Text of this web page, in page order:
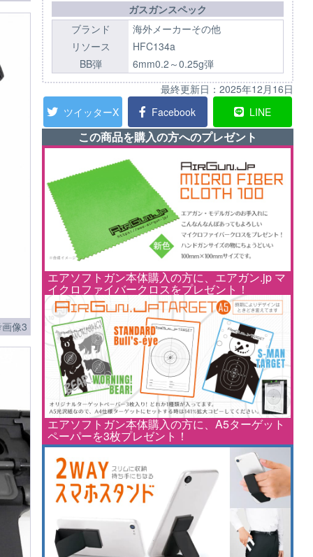
ガスガンスペック
ブランド
海外メーカーその他
リソース
HFC134a
BB弾
6mm0.2～0.25g弾
最終更新日： 2025年12月16日
ツイッターX
Facebook LINE
この商品を購入の方へのプレゼント
エアソフトガン本体購入の方に、エアガン.jp マ
イクロファイバークロスをプレゼント！
エアソフトガン本体購入の方に、A5ターゲット
ペーパーを3枚プレゼント！
像3